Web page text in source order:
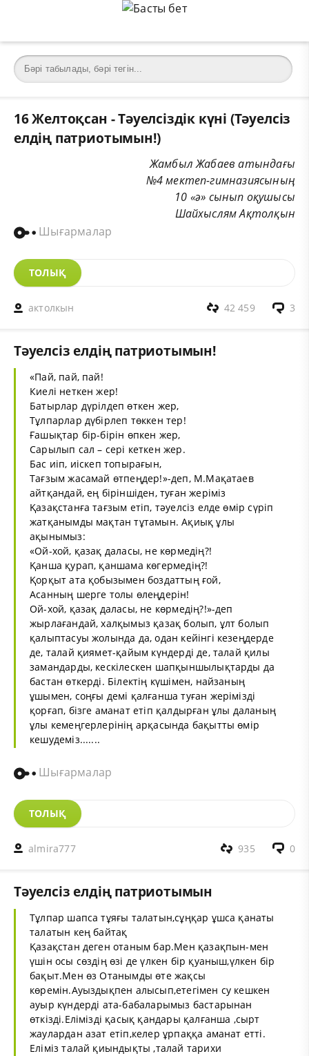
16 Желтоқсан - Тәуелсіздік күні (Тәуелсіз
елдің патриотымын!)
Жамбыл Жабаев атындағы
№4 мектеп-гимназиясының
10 «ә» сынып оқушысы
Шайхыслям Ақтолқын
Шығармалар
ТОЛЫҚ
актолкын 3
42 459
Тәуелсіз елдің патриотымын!
«Пай, пай, пай!
Киелі неткен жер!
Батырлар дүрілдеп өткен жер,
Тұлпарлар дүбірлеп төккен тер!
Ғашықтар бір-бірін өпкен жер,
Сарылып сал – сері кеткен жер.
Бас иіп, иіскеп топырағын,
Тағзым жасамай өтпеңдер!»-деп, М.Мақатаев
айтқандай, ең біріншіден, туған жеріміз
Қазақстанға тағзым етіп, тәуелсіз елде өмір сүріп
жатқанымды мақтан тұтамын. Ақиық ұлы
ақынымыз:
«Ой-хой, қазақ даласы, не көрмедің?!
Қанша қурап, қаншама көгермедің?!
Қорқыт ата қобызымен боздаттың ғой,
Асанның шерге толы өлеңдерін!
Ой-хой, қазақ даласы, не көрмедің?!»-деп
жырлағандай, халқымыз қазақ болып, ұлт болып
қалыптасуы жолында да, одан кейінгі кезеңдерде
де, талай қиямет-қайым күндерді де, талай қилы
замандарды, кескілескен шапқыншылықтарды да
бастан өткерді. Білектің күшімен, найзаның
ұшымен, соңғы демі қалғанша туған жерімізді
қорғап, бізге аманат етіп қалдырған ұлы даланың
ұлы кемеңгерлерінің арқасында бақытты өмір
кешудеміз.......
Шығармалар
ТОЛЫҚ
almira777 0
935
Тәуелсіз елдің патриотымын
Тұлпар шапса тұяғы талатын,сұңқар ұшса қанаты
талатын кең байтақ
Қазақстан деген отаным бар.Мен қазақпын-мен
үшін осы сөздің өзі де үлкен бір қуаныш,үлкен бір
бақыт.Мен өз Отанымды өте жақсы
көремін.Ауыздықпен алысып,етегімен су кешкен
ауыр күндерді ата-бабаларымыз бастарынан
өткізді.Елімізді қасық қандары қалғанша ,сырт
жаулардан азат етіп,келер ұрпаққа аманат етті.
Еліміз талай қиындықты ,талай тарихи